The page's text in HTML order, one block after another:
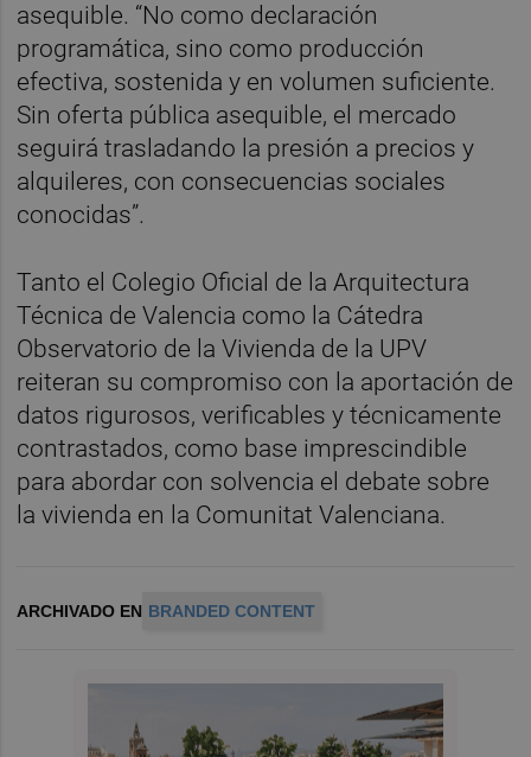
asequible. “No como declaración
programática, sino como producción
efectiva, sostenida y en volumen suficiente.
Sin oferta pública asequible, el mercado
seguirá trasladando la presión a precios y
alquileres, con consecuencias sociales
conocidas”.
Tanto el Colegio Oficial de la Arquitectura
Técnica de Valencia como la Cátedra
Observatorio de la Vivienda de la UPV
reiteran su compromiso con la aportación de
datos rigurosos, verificables y técnicamente
contrastados, como base imprescindible
para abordar con solvencia el debate sobre
la vivienda en la Comunitat Valenciana.
ARCHIVADO EN BRANDED CONTENT